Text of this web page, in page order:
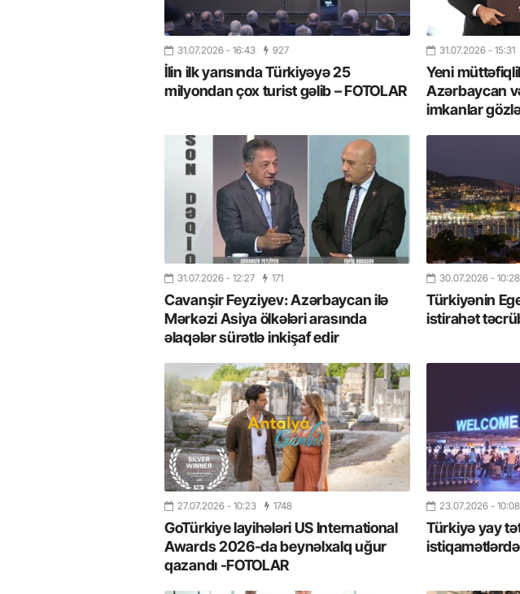
31.07.2026 - 16:43 927
İlin ilk yarısında Türkiyəyə 25
milyondan çox turist gəlib – FOTOLAR
31.07.2026 - 15:31
Yeni
Azərbaycan və
imkanlar
31.07.2026 - 12:27 171
Cavanşir Feyziyev: Azərbaycan ilə
Mərkəzi Asiya ölkələri arasında
əlaqələr sürətlə inkişaf edir
30.07.2026 - 10:28
Türkiyənin
istirahət
27.07.2026 - 10:23 1748
GoTürkiye layihələri US International
Awards 2026-da beynəlxalq uğur
qazandı -FOTOLAR
23.07.2026 - 10:08
Türkiyə yay